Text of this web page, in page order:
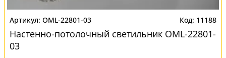
OML-22801-03 11188
Настенно-потолочный светильник OML-22801-
03